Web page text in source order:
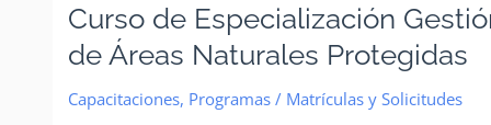
Curso de Especialización
de Áreas Naturales Protegidas
Capacitaciones, Programas / Matrículas y Solicitudes